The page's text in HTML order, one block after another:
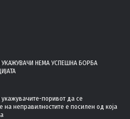
УКАЖУВАЧИ НЕМА УСПЕШНА БОРБА
поривот да се
на неправилностите е посилен од која